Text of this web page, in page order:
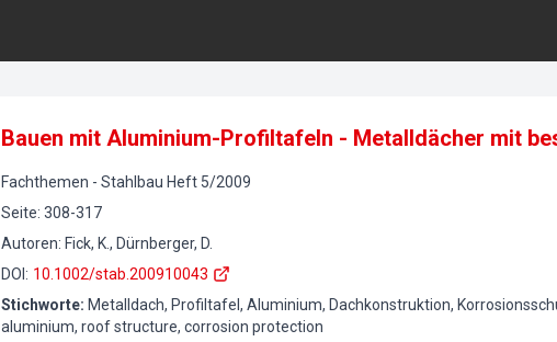
Bauen mit Aluminium-Profiltafeln - Metalldächer mit
Fachthemen - Stahlbau Heft 5/2009
Seite: 308-317
Autoren: Fick, K., Dürnberger, D.
DOI : 10.1002/stab.200910043
Stichworte: Metalldach, Profiltafel, Aluminium, Dachkonstruktion,
aluminium, roof structure, corrosion protection